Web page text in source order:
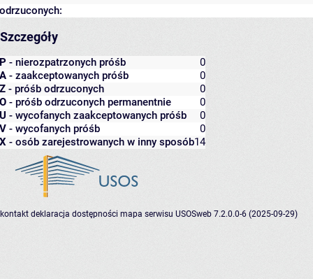
odrzuconych:
Szczegóły
P - nierozpatrzonych próśb
0
A - zaakceptowanych próśb
0
Z - próśb odrzuconych
0
O - próśb odrzuconych permanentnie
0
U - wycofanych zaakceptowanych próśb
0
V - wycofanych próśb
0
X - osób zarejestrowanych w inny sposób14
kontakt deklaracja dostępności mapa serwisu USOSweb 7.2.0.0-6 (2025-09-29)